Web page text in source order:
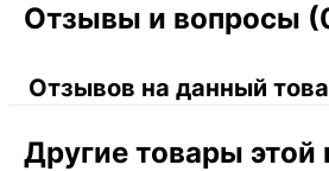
Отзывы и вопросы
Отзывов на данный
Другие товары этой